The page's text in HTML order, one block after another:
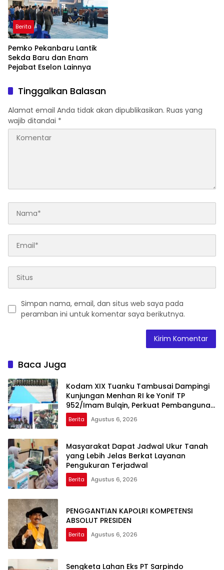
Berita
Pemko Pekanbaru Lantik
Sekda Baru dan Enam
Pejabat Eselon Lainnya
Tinggalkan Balasan
Alamat email Anda tidak akan dipublikasikan. Ruas yang
wajib ditandai *
Simpan nama, email, dan situs web saya pada
peramban ini untuk komentar saya berikutnya.
Baca Juga
Kodam XIX Tuanku Tambusai Dampingi
Kunjungan Menhan RI ke Yonif TP
952/Imam Bulqin, Perkuat Pembangunan
Satuan
Berita Agustus 6, 2026
Masyarakat Dapat Jadwal Ukur Tanah
yang Lebih Jelas Berkat Layanan
Pengukuran Terjadwal
Berita Agustus 6, 2026
PENGGANTIAN KAPOLRI KOMPETENSI
ABSOLUT PRESIDEN
Berita Agustus 6, 2026
Sengketa Lahan Eks PT Sarpindo